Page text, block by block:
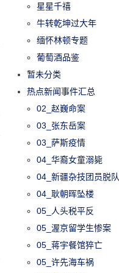
星星千禧
牛转乾坤过大年
缅怀林顿专题
葡萄酒品鉴
暂未分类
热点新闻事件汇总
02_赵巍命案
03_张东岳案
03_萨斯疫情
04_华裔女童溺毙
04_新疆杂技团员脱队
04_耿朝晖坠楼
05_人头税平反
05_渥京留学生惨案
05_蒋宇餐馆猝亡
05_许先海车祸